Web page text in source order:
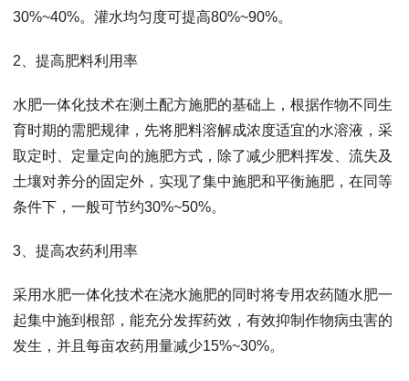
30%~40%。灌水均匀度可提高80%~90%。
2、提高肥料利用率
水肥一体化技术在测土配方施肥的基础上，根据作物不同生
育时期的需肥规律，先将肥料溶解成浓度适宜的水溶液，采
取定时、定量定向的施肥方式，除了减少肥料挥发、流失及
土壤对养分的固定外，实现了集中施肥和平衡施肥，在同等
条件下，一般可节约30%~50%。
3、提高农药利用率
采用水肥一体化技术在浇水施肥的同时将专用农药随水肥一
起集中施到根部，能充分发挥药效，有效抑制作物病虫害的
发生，并且每亩农药用量减少15%~30%。